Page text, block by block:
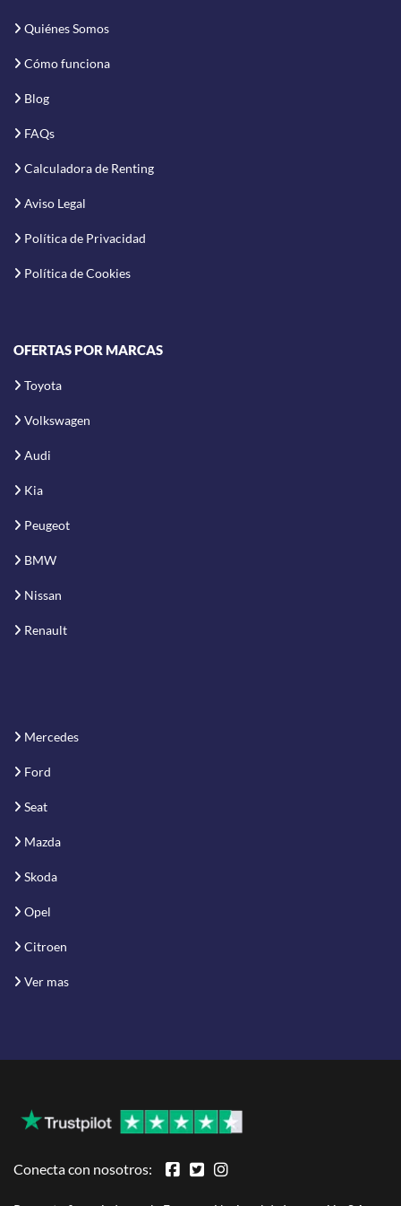
Quiénes Somos
Cómo funciona
Blog
FAQs
Calculadora de Renting
Aviso Legal
Política de Privacidad
Política de Cookies
OFERTAS POR MARCAS
Toyota
Volkswagen
Audi
Kia
Peugeot
BMW
Nissan
Renault
Mercedes
Ford
Seat
Mazda
Skoda
Opel
Citroen
Ver mas
Conecta con nosotros: